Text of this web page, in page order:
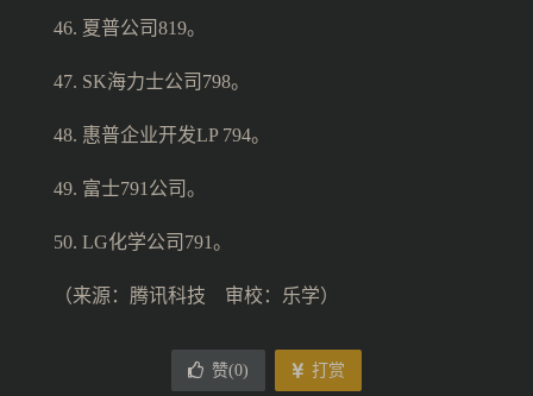
46. 夏普公司819。
47. SK海力士公司798。
48. 惠普企业开发LP 794。
49. 富士791公司。
50. LG化学公司791。
（来源：腾讯科技 审校：乐学）
赞(0) 打赏